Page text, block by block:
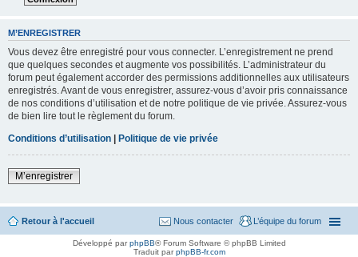
M’ENREGISTRER
Vous devez être enregistré pour vous connecter. L’enregistrement ne prend
que quelques secondes et augmente vos possibilités. L’administrateur du
forum peut également accorder des permissions additionnelles aux utilisateurs
enregistrés. Avant de vous enregistrer, assurez-vous d’avoir pris connaissance
de nos conditions d’utilisation et de notre politique de vie privée. Assurez-vous
de bien lire tout le règlement du forum.
Conditions d’utilisation | Politique de vie privée
M’enregistrer
Retour à l'accueil L’équipe du forum
Nous contacter
Développé parphpBB® Forum Software © phpBB Limited
Traduit parphpBB-fr.com